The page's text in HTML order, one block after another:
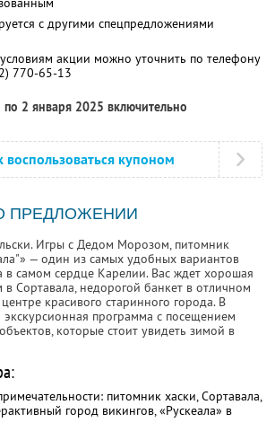
с другими спецпредложениями
акции можно уточнить по телефону
770-65-13
по 2 января 2025 включительно
воспользоваться купоном
ПРЕДЛОЖЕНИИ
Игры с Дедом Морозом, питомник
— один из самых удобных вариантов
в самом сердце Карелии. Вас ждет хорошая
Сортавала, недорогой банкет в отличном
красивого старинного города. В
экскурсионная программа с посещением
которые стоит увидеть зимой в
питомник хаски, Сортавала,
город викингов, «Рускеала» в